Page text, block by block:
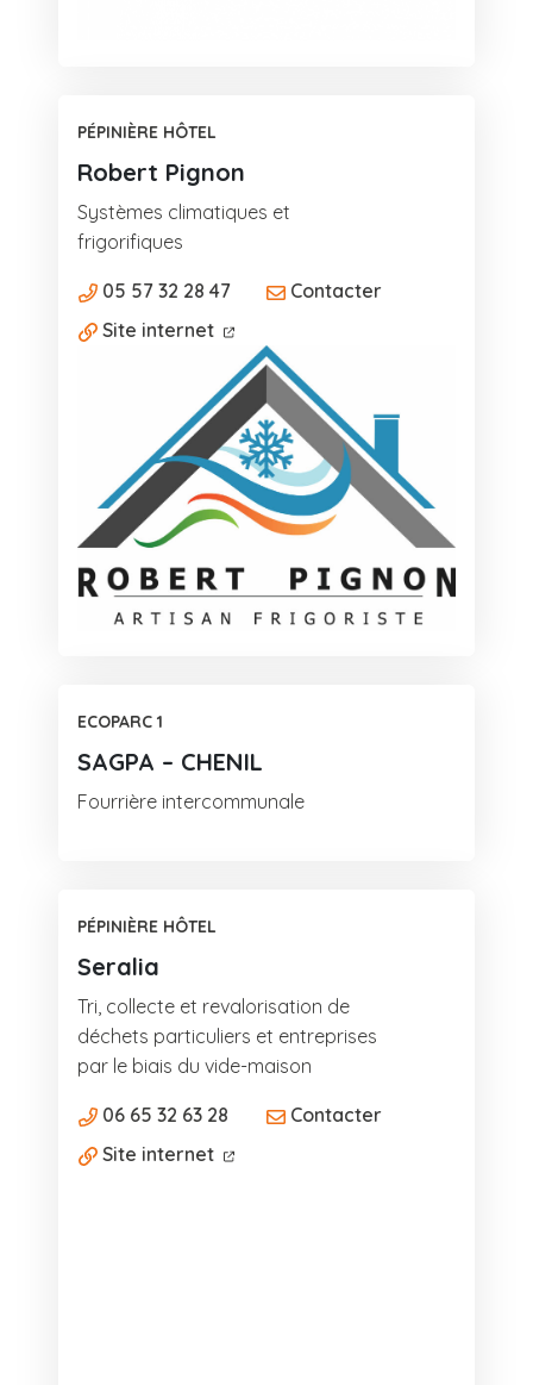
PÉPINIÈRE HÔTEL
Robert Pignon
Systèmes climatiques et
frigorifiques
05 57 32 28 47
Contacter
Site internet
ECOPARC 1
SAGPA – CHENIL
Fourrière intercommunale
PÉPINIÈRE HÔTEL
Seralia
Tri, collecte et revalorisation de
déchets particuliers et entreprises
par le biais du vide-maison
06 65 32 63 28
Contacter
Site internet